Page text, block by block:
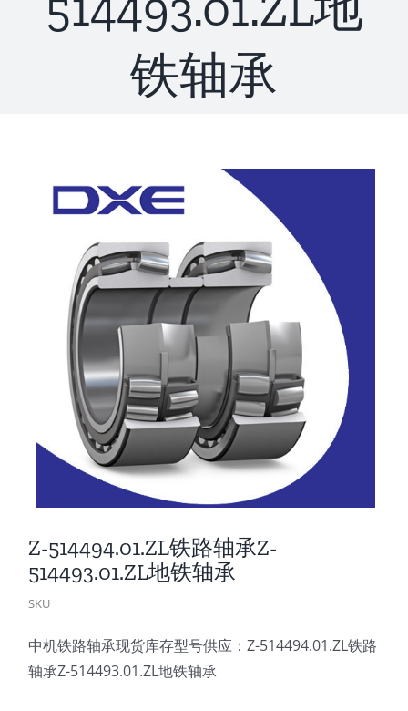
新闻
铁轴承
Z-514494.01.ZL铁路轴承Z-
514493.01.ZL地铁轴承
SKU
中机铁路轴承现货库存型号供应：Z-514494.01.ZL铁路
轴承Z-514493.01.ZL地铁轴承